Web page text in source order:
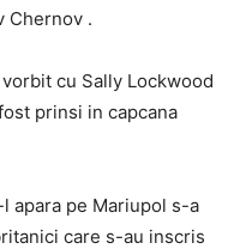
Chernov .
cu Sally Lockwood
prinsi in capcana
apara pe Mariupol s-a
care s-au inscris